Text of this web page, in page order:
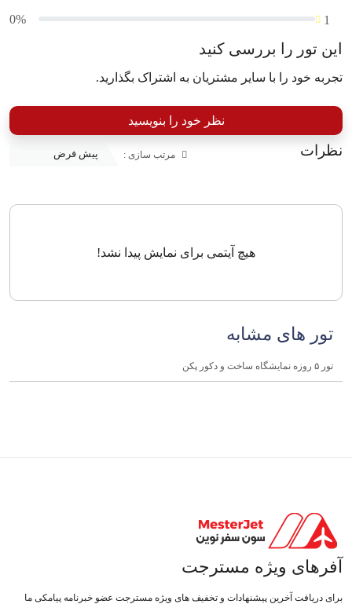
1
0%
این تور را بررسی کنید
تجربه خود را با سایر مشتریان به اشتراک بگذارید.
نظر خود را بنویسید
نظرات مرتب سازی :
هیچ آیتمی برای نمایش پیدا نشد!
تور های مشابه
تور ۵ روزه نمایشگاه ساخت و دکور پکن
آفرهای ویژه مسترجت
برای دریافت آخرین پیشنهادات و تخفیف های ویژه مسترجت عضو خبرنامه پیامکی ما